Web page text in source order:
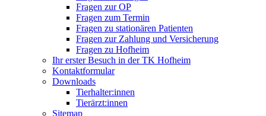
Fragen zur OP
Fragen zum Termin
Fragen zu stationären Patienten
Fragen zur Zahlung und Versicherung
Fragen zu Hofheim
Ihr erster Besuch in der TK Hofheim
Kontaktformular
Downloads
Tierhalter:innen
Tierärzt:innen
Sitemap